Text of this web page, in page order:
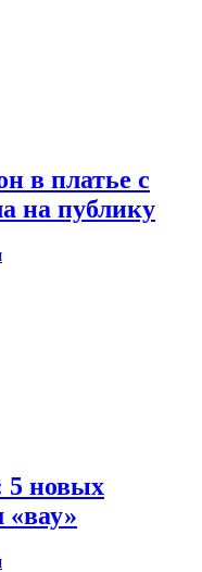
в платье с
на публику
новых
«вау»